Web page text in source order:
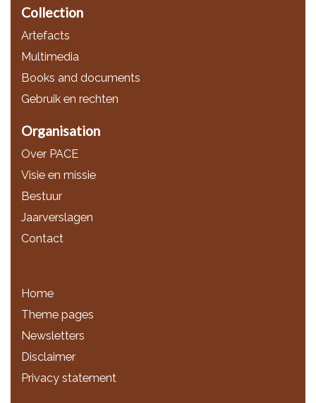
Collection
Artefacts
Multimedia
Books and documents
Gebruik en rechten
Organisation
Over PACE
Visie en missie
Bestuur
Jaarverslagen
Contact
Home
Theme pages
Newsletters
Disclaimer
Privacy statement